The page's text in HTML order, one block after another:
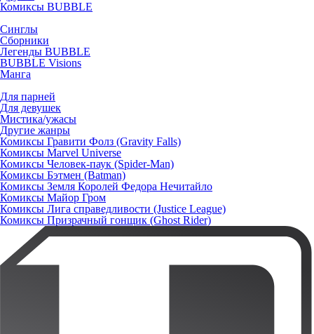
Комиксы BUBBLE
Синглы
Сборники
Легенды BUBBLE
BUBBLE Visions
Манга
Для парней
Для девушек
Мистика/ужасы
Другие жанры
Комиксы Гравити Фолз (Gravity Falls)
Комиксы Marvel Universe
Комиксы Человек-паук (Spider-Man)
Комиксы Бэтмен (Batman)
Комиксы Земля Королей Федора Нечитайло
Комиксы Майор Гром
Комиксы Лига справедливости (Justice League)
Комиксы Призрачный гонщик (Ghost Rider)